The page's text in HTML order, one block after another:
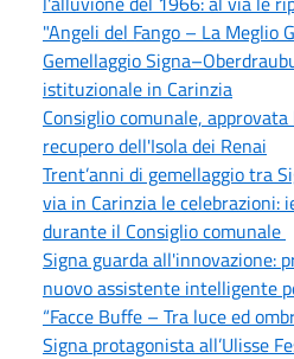
"Angeli del Fango – La Meglio
Gemellaggio
istituzionale in Carinzia
Consiglio comunale,
recupero dell'Isola dei Renai
Trent’anni di gemellaggio tra
via in Carinzia le celebrazioni:
durante il Consiglio comunale
Signa guarda all'innovazione:
nuovo assistente intelligente
“Facce Buffe – Tra luce ed
Signa protagonista all’Ulisse